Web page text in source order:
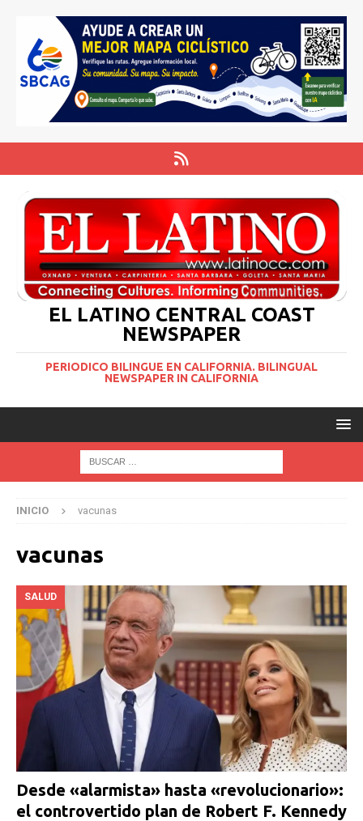
EL LATINO CENTRAL COAST
NEWSPAPER
PERIODICO BILINGUE EN CALIFORNIA. BILINGUAL
NEWSPAPER IN CALIFORNIA
INICIO vacunas
vacunas
SALUD
Desde «alarmista» hasta «revolucionario»:
el controvertido plan de Robert F. Kennedy